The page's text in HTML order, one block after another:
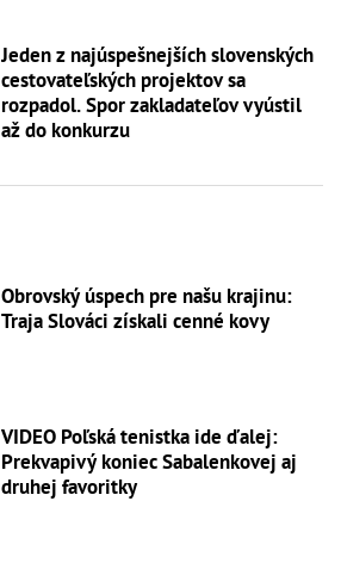
Jeden z najúspešnejších slovenských
cestovateľských projektov sa
rozpadol. Spor zakladateľov vyústil
až do konkurzu
Obrovský úspech pre našu krajinu:
Traja Slováci získali cenné kovy
VIDEO Poľská tenistka ide ďalej:
Prekvapivý koniec Sabalenkovej aj
druhej favoritky